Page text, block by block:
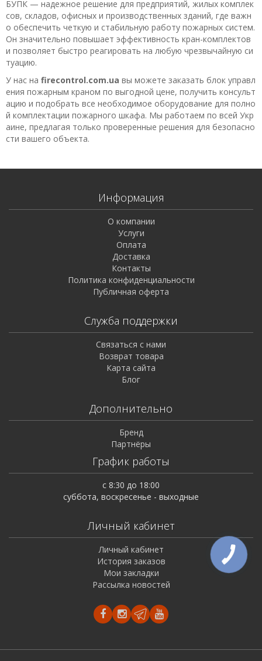
БУПК — надежное решение для предприятий, жилых комплек
сов, складов, офисных и производственных зданий, где важн
о обеспечить четкую и стабильную работу пожарных систем.
Он значительно повышает эффективность кран-комплектов
и позволяет быстро реагировать на любую чрезвычайную си
туацию.
У нас на firecontrol.com.ua вы можете заказать блок управл
ения пожарным краном по выгодной цене, получить консульт
ацию и подобрать все необходимое оборудование для полно
й комплектации пожарного шкафа. Мы работаем по всей Укр
аине, предлагая только проверенные решения для безопасно
сти вашего объекта.
Информация
О компании
Услуги
Оплата
Доставка
Контакты
Политика конфиденциальности
Публичная оферта
Служба поддержки
Связаться с нами
Возврат товара
Карта сайта
Блог
Дополнительно
Бренд
Партнёры
График работы
с 8:30 до 18:00
суббота, воскресенье - выходные
Личный кабинет
Личный кабинет
История заказов
Мои закладки
Рассылка новостей